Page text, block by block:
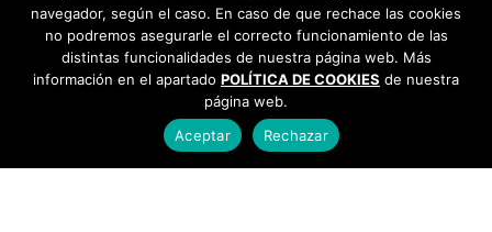
navegador, según el caso. En caso de que rechace las cookies
no podremos asegurarle el correcto funcionamiento de las
distintas funcionalidades de nuestra página web. Más
información en el apartado POLÍTICA DE COOKIES de nuestra
página web.
Aceptar
Rechazar